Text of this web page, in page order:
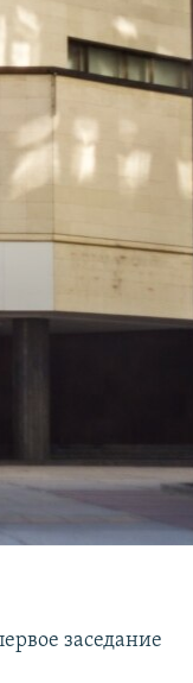
заседание